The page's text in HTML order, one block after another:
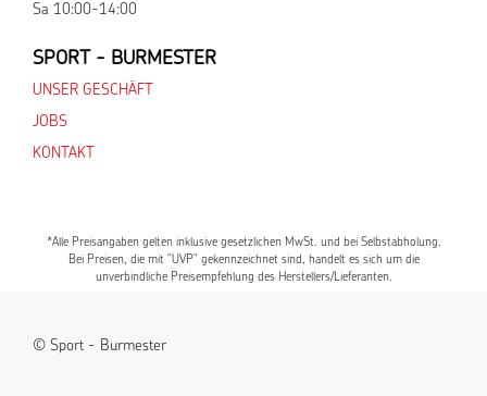
Sa 10:00-14:00
SPORT - BURMESTER
UNSER GESCHÄFT
JOBS
KONTAKT
*Alle Preisangaben gelten inklusive gesetzlichen MwSt. und bei Selbstabholung.
Bei Preisen, die mit "UVP" gekennzeichnet sind, handelt es sich um die
unverbindliche Preisempfehlung des Herstellers/Lieferanten.
© Sport - Burmester